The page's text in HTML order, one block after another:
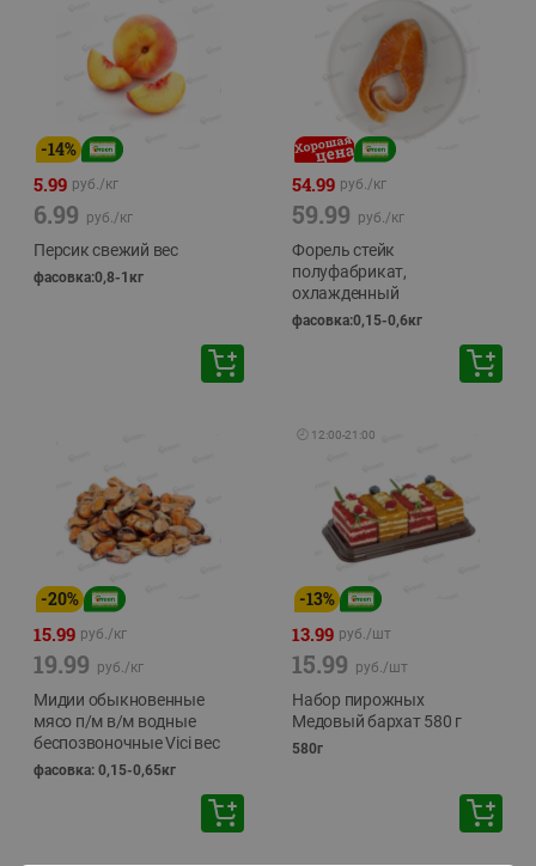
-14%
5.99 руб./кг
6.99 руб./кг
Персик свежий вес
фасовка:0,8-1кг
54.99 руб./кг
59.99 руб./кг
Форель стейк
полуфабрикат,
охлажденный
фасовка:0,15-0,6кг
-20%
15.99 руб./кг
19.99 руб./кг
Мидии обыкновенные
мясо п/м в/м водные
беспозвоночные Vici вес
фасовка: 0,15-0,65кг
🕘 12:00-21:00
-13%
13.99 руб./шт
15.99 руб./шт
Набор пирожных
Медовый бархат 580 г
580г